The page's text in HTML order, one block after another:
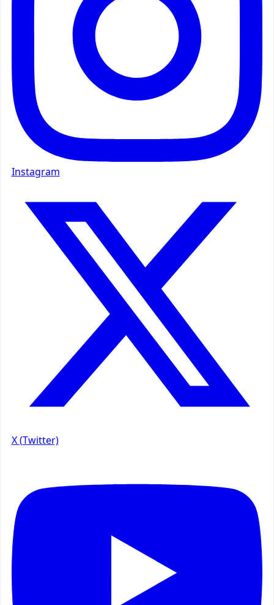
Instagram
X (Twitter)